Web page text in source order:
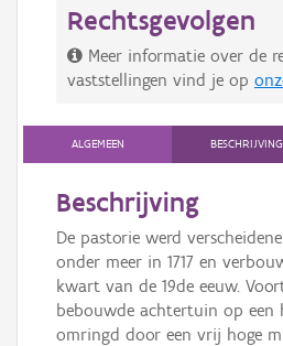
Rechtsgevolgen
Meer informatie over de
vaststellingen vind je op
ALGEMEEN BESCHRIJVING
Beschrijving
De pastorie werd
onder meer in 1717 en
kwart van de 19de eeuw.
bebouwde achtertuin op een
omringd door een vrij hoge